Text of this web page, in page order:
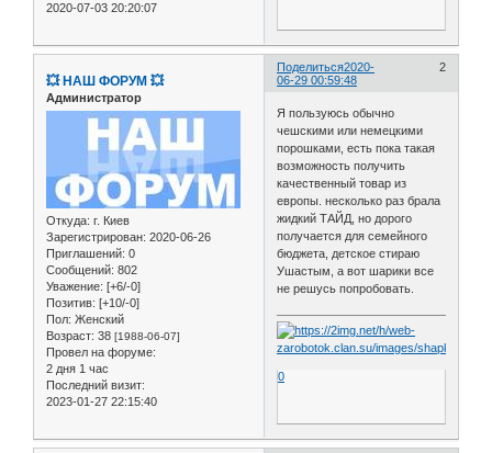
2020-07-03 20:20:07
Поделиться 2
2020-
06-29 00:59:48
💥 НАШ ФОРУМ 💥
Администратор
Откуда: г. Киев
Зарегистрирован: 2020-06-26
Приглашений: 0
Сообщений: 802
Уважение: [+6/-0]
Позитив: [+10/-0]
Пол: Женский
Возраст: 38 [1988-06-07]
Провел на форуме:
2 дня 1 час
Последний визит:
2023-01-27 22:15:40
Я пользуюсь обычно
чешскими или немецкими
порошками, есть пока такая
возможность получить
качественный товар из
европы. несколько раз брала
жидкий ТАЙД, но дорого
получается для семейного
бюджета, детское стираю
Ушастым, а вот шарики все
не решусь попробовать.
0